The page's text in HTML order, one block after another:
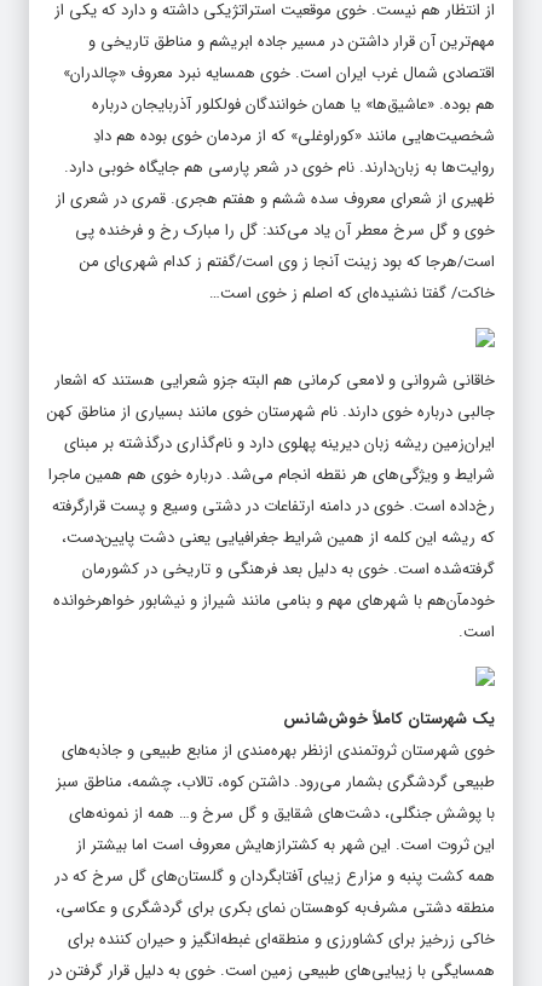
از انتظار هم نیست. خوی موقعیت استراتژیکی داشته و دارد که یکی از
مهم‌ترین آن قرار داشتن در مسیر جاده ابریشم و مناطق تاریخی و
اقتصادی شمال غرب ایران است. خوی همسایه نبرد معروف «چالدران»
هم بوده. «عاشیق‌ها» یا همان خوانندگان فولکلور آذربایجان درباره
شخصیت‌هایی مانند «کوراوغلی» که از مردمان خوی بوده هم دادِ
روایت‌ها به زبان‌دارند. نام خوی در شعر پارسی هم جایگاه خوبی دارد.
ظهیری از شعرای معروف سده ششم و هفتم هجری. قمری در شعری از
خوی و گل سرخ معطر آن یاد می‌کند: گل را مبارک رخ و فرخنده پی
است/هرجا که بود زینت آنجا ز وی است/گفتم ز کدام شهری‌ای من
خاکت/ گفتا نشنیده‌ای که اصلم ز خوی است…
خاقانی شروانی و لامعی کرمانی هم البته جزو شعرایی هستند که اشعار
جالبی درباره خوی دارند. نام شهرستان خوی مانند بسیاری از مناطق کهن
ایران‌زمین ریشه زبان دیرینه پهلوی دارد و نام‌گذاری درگذشته بر مبنای
شرایط و ویژگی‌های هر نقطه انجام می‌شد. درباره خوی هم همین ماجرا
رخ‌داده است. خوی در دامنه ارتفاعات در دشتی وسیع و پست قرارگرفته
که ریشه این کلمه از همین شرایط جغرافیایی یعنی دشت پایین‌دست،
گرفته‌شده است. خوی به دلیل بعد فرهنگی و تاریخی در کشورمان
خودمآن‌هم با شهرهای مهم و بنامی مانند شیراز و نیشابور خواهرخوانده
است.
یک شهرستان کاملاً خوش‌شانس
خوی شهرستان ثروتمندی ازنظر بهره‌مندی از منابع طبیعی و جاذبه‌های
طبیعی گردشگری بشمار می‌رود. داشتن کوه، تالاب، چشمه، مناطق سبز
با پوشش جنگلی، دشت‌های شقایق و گل سرخ و… همه از نمونه‌های
این ثروت است. این شهر به کشترازهایش معروف است اما بیشتر از
همه کشت پنبه و مزارع زیبای آفتابگردان و گلستان‌های گل سرخ که در
منطقه دشتی مشرف‌به کوهستان نمای بکری برای گردشگری و عکاسی،
خاکی زرخیز برای کشاورزی و منطقه‌ای غبطه‌انگیز و حیران کننده برای
همسایگی با زیبایی‌های طبیعی زمین است. خوی به دلیل قرار گرفتن در